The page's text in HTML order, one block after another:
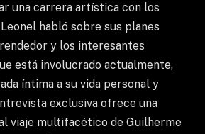
una carrera artística con los
habló sobre sus planes
y los interesantes
está involucrado actualmente,
íntima a su vida personal y
exclusiva ofrece una
viaje multifacético de Guilherme